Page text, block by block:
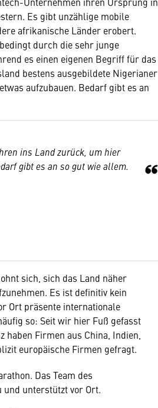
Es gibt unzählige mobile
afrikanische Länder erobert.
durch die sehr junge
es einen eigenen Begriff für das
bestens ausgebildete Nigerianer
aufzubauen. Bedarf gibt es an
ins Land zurück, um hier
gibt es an so gut wie allem.
sich, sich das Land näher
Es ist definitiv kein
Ort präsente internationale
so: Seit wir hier Fuß gefasst
Firmen aus China, Indien,
europäische Firmen gefragt.
Das Team des
und unterstützt vor Ort.